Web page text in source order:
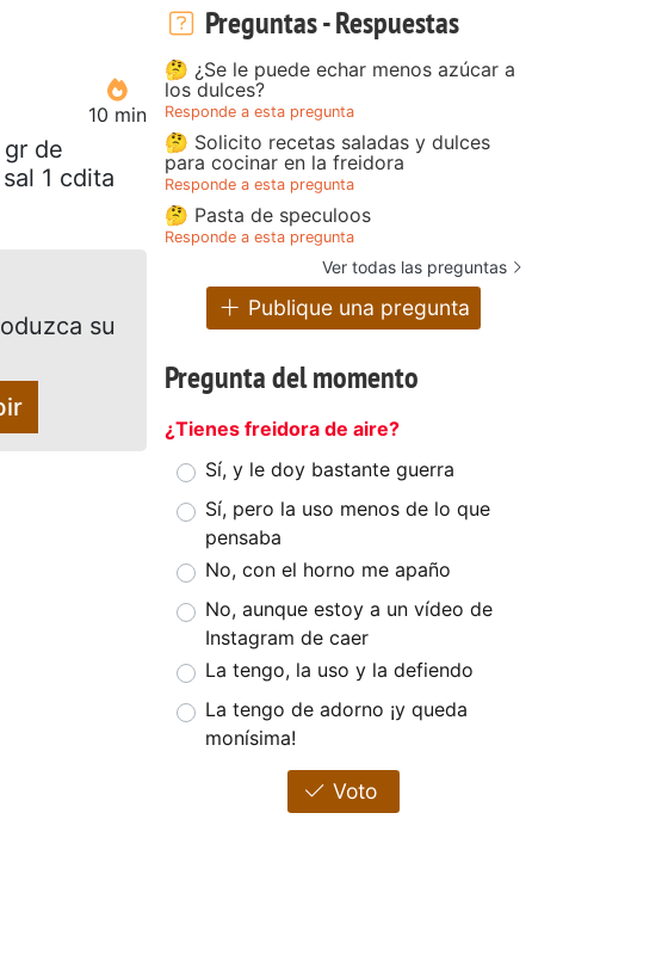
10 min
de
1 cdita
su
Preguntas - Respuestas
🤔 ¿Se le puede echar menos azúcar a
los dulces?
Responde a esta pregunta
🤔 Solicito recetas saladas y dulces
para cocinar en la freidora
Responde a esta pregunta
🤔 Pasta de speculoos
Responde a esta pregunta
Ver todas las preguntas
Publique una pregunta
Pregunta del momento
¿Tienes freidora de aire?
Sí, y le doy bastante guerra
Sí, pero la uso menos de lo que
pensaba
No, con el horno me apaño
No, aunque estoy a un vídeo de
Instagram de caer
La tengo, la uso y la defiendo
La tengo de adorno ¡y queda
monísima!
Voto